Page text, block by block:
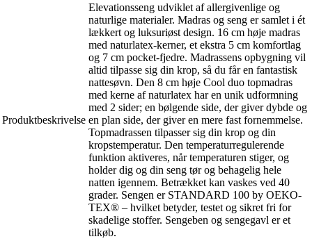
Produktbeskrivelse
Elevationsseng udviklet af allergivenlige og
naturlige materialer. Madras og seng er samlet i ét
lækkert og luksuriøst design. 16 cm høje madras
med naturlatex-kerner, et ekstra 5 cm komfortlag
og 7 cm pocket-fjedre. Madrassens opbygning vil
altid tilpasse sig din krop, så du får en fantastisk
nattesøvn. Den 8 cm høje Cool duo topmadras
med kerne af naturlatex har en unik udformning
med 2 sider; en bølgende side, der giver dybde og
en plan side, der giver en mere fast fornemmelse.
Topmadrassen tilpasser sig din krop og din
kropstemperatur. Den temperaturregulerende
funktion aktiveres, når temperaturen stiger, og
holder dig og din seng tør og behagelig hele
natten igennem. Betrækket kan vaskes ved 40
grader. Sengen er STANDARD 100 by OEKO-
TEX® – hvilket betyder, testet og sikret fri for
skadelige stoffer. Sengeben og sengegavl er et
tilkøb.